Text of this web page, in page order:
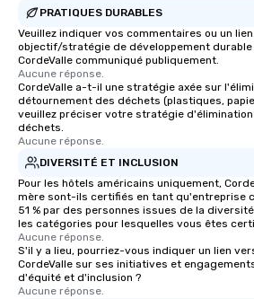
One of the best reasons to book is the
convenient and efficient way the
experience is designed. All
restaurants are within an easy
walking distance of each other. The
short stroll allows your group
members a chance to engage in prime
heading to the next place on your tour
itinerary. You Get a Dinner and a Show
Our tours offer an exquisite feast plus
entertainment. All tours include a
knowledgeable, professional guide
who leads the group on a walking tour,
PRATIQUES DURABLES
Veuillez indiquer vos commentaires ou un
objectif/stratégie de développement
CordeValle communiqué publiquement.
Aucune réponse.
CordeValle a-t-il une stratégie axée sur
détournement des déchets (plastiques,
veuillez préciser votre stratégie
déchets.
Aucune réponse.
DIVERSITÉ ET INCLUSION
Pour les hôtels américains uniquement,
mère sont-ils certifiés en tant qu'entreprise
51 % par des personnes issues de la
les catégories pour lesquelles vous êtes
Aucune réponse.
S'il y a lieu, pourriez-vous indiquer un lien
CordeValle sur ses initiatives et
d'équité et d'inclusion ?
Aucune réponse.